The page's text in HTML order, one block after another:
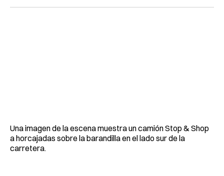
Una imagen de la escena muestra un camión Stop & Shop
a horcajadas sobre la barandilla en el lado sur de la
carretera.